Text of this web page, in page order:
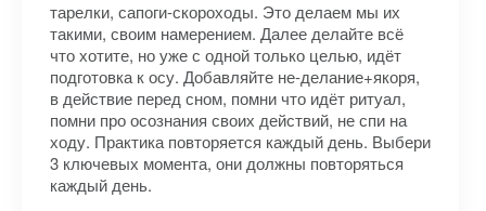
тарелки, сапоги-скороходы. Это делаем мы их
такими, своим намерением. Далее делайте всё
что хотите, но уже с одной только целью, идёт
подготовка к осу. Добавляйте не-делание+якоря,
в действие перед сном, помни что идёт ритуал,
помни про осознания своих действий, не спи на
ходу. Практика повторяется каждый день. Выбери
3 ключевых момента, они должны повторяться
каждый день.